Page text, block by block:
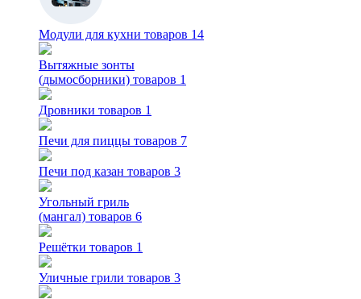
Модули для кухни товаров 14
Вытяжные зонты
(дымосборники) товаров 1
Дровники товаров 1
Печи для пиццы товаров 7
Печи под казан товаров 3
Угольный гриль
(мангал) товаров 6
Решётки товаров 1
Уличные грили товаров 3